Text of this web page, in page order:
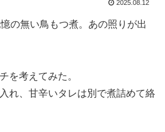
2025.08.12
の無い鳥もつ煮。あの照りが出
を考えてみた。
れ、甘辛いタレは別で煮詰めて絡